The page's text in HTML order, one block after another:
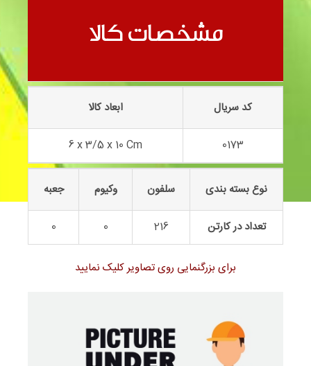
دلاوران مجموعه 0173مشخصات کالا
کد سریال ابعاد کالا
0173
6 x 3/5 x 10 Cm
نوع بسته بندی سلفون وکیوم جعبه
تعداد در کارتن 216
0
0
برای بزرگنمایی روی تصاویر کلیک نمایید